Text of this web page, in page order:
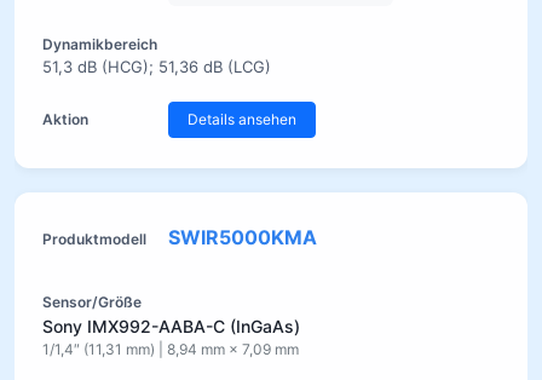
51,3 dB (HCG); 51,36 dB (LCG)
Details ansehen
SWIR5000KMA
Sony IMX992-AABA-C (InGaAs)
1/1,4″ (11,31 mm) | 8,94 mm × 7,09 mm